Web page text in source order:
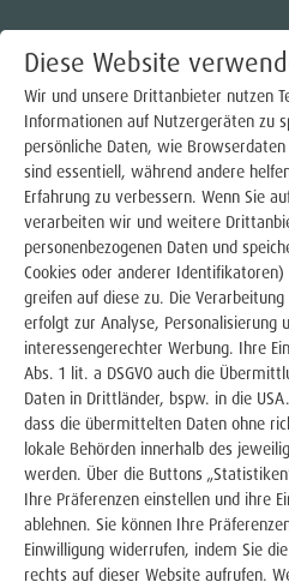
Strom
Gas
Wärme
Trinkwasser
E-Mobilität
Photovoltaik
Über uns
Für die Region
Diese Website
Wir und unsere Drittanbieter nutzen
Informationen auf Nutzergeräten zu
persönliche Daten, wie
sind essentiell, während andere
Erfahrung zu verbessern. Wenn Sie
verarbeiten wir und weitere
personenbezogenen Daten und
Cookies oder anderer
greifen auf diese zu. Die
erfolgt zur Analyse, Personalisierung
interessengerechter Werbung. Ihre
Abs. 1 lit. a DSGVO auch die
Daten in Drittländer, bspw. in die
dass die übermittelten Daten ohne
lokale Behörden innerhalb des
werden. Über die Buttons
Ihre Präferenzen einstellen und ihre
ablehnen. Sie können Ihre
Einwilligung widerrufen, indem Sie
rechts auf dieser Website aufrufen.